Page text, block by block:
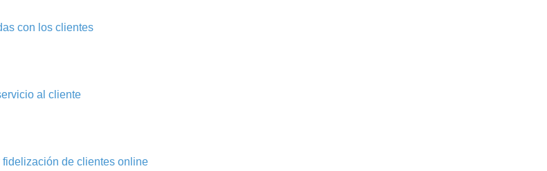
con los clientes
al cliente
de clientes online